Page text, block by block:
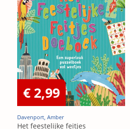
€ 2,99
Davenport, Amber
Het feestelijke feitjes